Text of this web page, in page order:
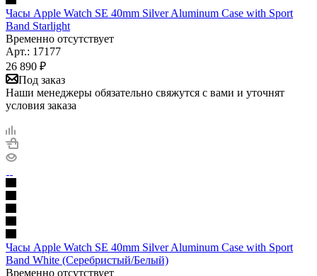
Часы Apple Watch SE 40mm Silver Aluminum Case with Sport
Band Starlight
Временно отсутствует
Арт.: 17177
26 890 ₽
Под заказ
Наши менеджеры обязательно свяжутся с вами и уточнят
условия заказа
Часы Apple Watch SE 40mm Silver Aluminum Case with Sport
Band White (Серебристый/Белый)
Временно отсутствует